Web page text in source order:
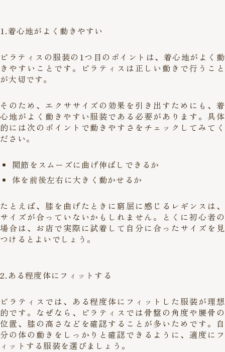
1.着心地がよく動きやすい
ピラティスの服装の1つ目のポイントは、着心地がよく動
きやすいことです。ピラティスは正しい動きで行うこと
が大切です。
そのため、エクササイズの効果を引き出すためにも、着
心地がよく動きやすい服装である必要があります。具体
的には次のポイントで動きやすさをチェックしてみてく
ださい。
関節をスムーズに曲げ伸ばしできるか
体を前後左右に大きく動かせるか
たとえば、膝を曲げたときに窮屈に感じるレギンスは、
サイズが合っていないかもしれません。とくに初心者の
場合は、お店で実際に試着して自分に合ったサイズを見
つけるとよいでしょう。
2.ある程度体にフィットする
ピラティスでは、ある程度体にフィットした服装が理想
的です。なぜなら、ピラティスでは骨盤の角度や腰骨の
位置、膝の高さなどを確認することが多いためです。自
分の体の動きをしっかりと確認できるように、適度にフ
ィットする服装を選びましょう。